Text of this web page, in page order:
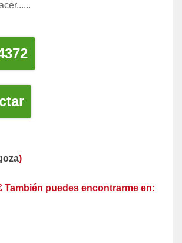
)
También puedes encontrarme en: